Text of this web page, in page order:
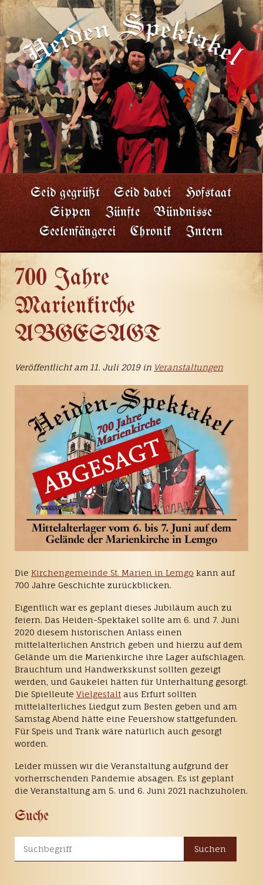
Seid gegrüßt Seid dabei
Hofstaat
Sippen
Zünfte
Bündnisse
Seelenfängerei
Chronik Intern
700 Jahre
Marienkirche
ABGESAGT
Veröffentlicht am 11. Juli 2019 in Veranstaltungen
Die Kirchengemeinde St. Marien in Lemgo kann auf
700 Jahre Geschichte zurückblicken.
Eigentlich war es geplant dieses Jubiläum auch zu
feiern. Das Heiden-Spektakel sollte am 6. und 7. Juni
2020 diesem historischen Anlass einen
mittelalterlichen Anstrich geben und hierzu auf dem
Gelände um die Marienkirche ihre Lager aufschlagen.
Brauchtum und Handwerkskunst sollten gezeigt
werden, und Gaukelei hätten für Unterhaltung gesorgt.
Die Spielleute Vielgestalt aus Erfurt sollten
mittelalterliches Liedgut zum Besten geben und am
Samstag Abend hätte eine Feuershow stattgefunden.
Für Speis und Trank wäre natürlich auch gesorgt
worden.
Leider müssen wir die Veranstaltung aufgrund der
vorherrschenden Pandemie absagen. Es ist geplant
die Veranstaltung am 5. und 6. Juni 2021 nachzuholen.
Suche
Suchen